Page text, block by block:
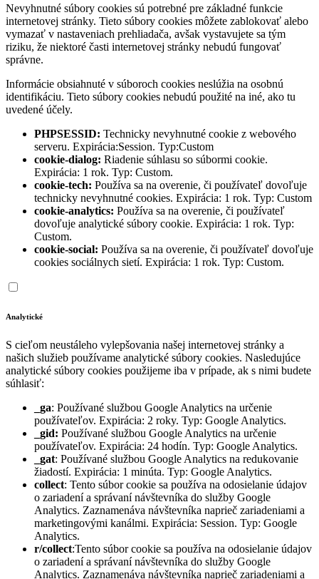
Nevyhnutné súbory cookies sú potrebné pre základné funkcie
internetovej stránky. Tieto súbory cookies môžete zablokovať alebo
vymazať v nastaveniach prehliadača, avšak vystavujete sa tým
riziku, že niektoré časti internetovej stránky nebudú fungovať
správne.
Informácie obsiahnuté v súboroch cookies neslúžia na osobnú
identifikáciu. Tieto súbory cookies nebudú použité na iné, ako tu
uvedené účely.
PHPSESSID: Technicky nevyhnutné cookie z webového
serveru. Expirácia:Session. Typ:Custom
cookie-dialog: Riadenie súhlasu so súbormi cookie.
Expirácia: 1 rok. Typ: Custom.
cookie-tech: Používa sa na overenie, či používateľ dovoľuje
technicky nevyhnutné cookies. Expirácia: 1 rok. Typ: Custom
cookie-analytics: Používa sa na overenie, či používateľ
dovoľuje analytické súbory cookie. Expirácia: 1 rok. Typ:
Custom.
cookie-social: Používa sa na overenie, či používateľ dovoľuje
cookies sociálnych sietí. Expirácia: 1 rok. Typ: Custom.
Analytické
S cieľom neustáleho vylepšovania našej internetovej stránky a
našich služieb používame analytické súbory cookies. Nasledujúce
analytické súbory cookies použijeme iba v prípade, ak s nimi budete
súhlasiť:
_ga: Používané službou Google Analytics na určenie
používateľov. Expirácia: 2 roky. Typ: Google Analytics.
_gid: Používané službou Google Analytics na určenie
používateľov. Expirácia: 24 hodín. Typ: Google Analytics.
_gat: Používané službou Google Analytics na redukovanie
žiadostí. Expirácia: 1 minúta. Typ: Google Analytics.
collect: Tento súbor cookie sa používa na odosielanie údajov
o zariadení a správaní návštevníka do služby Google
Analytics. Zaznamenáva návštevníka naprieč zariadeniami a
marketingovými kanálmi. Expirácia: Session. Typ: Google
Analytics.
r/collect:Tento súbor cookie sa používa na odosielanie údajov
o zariadení a správaní návštevníka do služby Google
Analytics. Zaznamenáva návštevníka naprieč zariadeniami a